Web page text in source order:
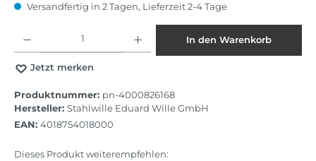
Versandfertig in 2 Tagen, Lieferzeit 2-4 Tage
In den Warenkorb
Jetzt merken
Produktnummer: pn-4000826168
Hersteller: Stahlwille Eduard Wille GmbH
EAN: 4018754018000
Dieses Produkt weiterempfehlen: